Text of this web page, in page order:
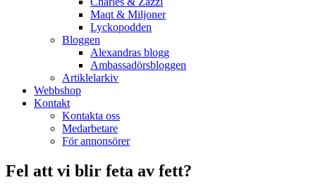
Maqt & Miljoner
Lyckopodden
Bloggen
Alexandras blogg
Ambassadörsbloggen
Artiklelarkiv
Webbshop
Kontakt
Kontakta oss
Medarbetare
För annonsörer
Fel att vi blir feta av fett?